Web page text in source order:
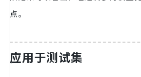
点。
应用于测试集